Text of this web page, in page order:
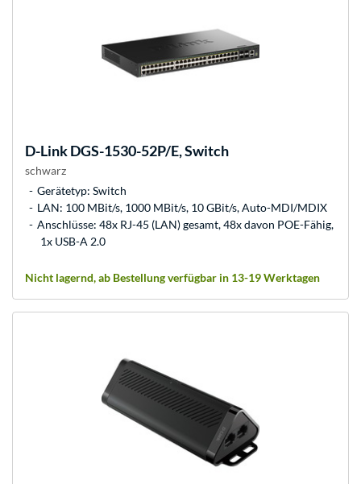
D-LinkDGS-1530-52P/E, Switch
schwarz
Gerätetyp: Switch
LAN: 100 MBit/s, 1000 MBit/s, 10 GBit/s, Auto-MDI/MDIX
Anschlüsse: 48x RJ-45 (LAN) gesamt, 48x davon POE-Fähig,
1x USB-A 2.0
Nicht lagernd, ab Bestellung verfügbar in 13-19 Werktagen